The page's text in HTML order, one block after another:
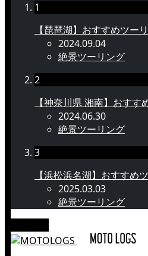
1
【琵琶湖】おすすめツー
2024.09.04
絶景ツーリング
2
【神奈川県 湘南】おす
2024.06.30
絶景ツーリング
3
【浜松浜名湖】おすす
2025.03.03
絶景ツーリング